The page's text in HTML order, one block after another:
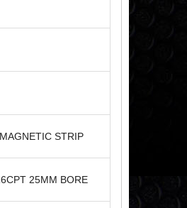
STRIP
25MM BORE